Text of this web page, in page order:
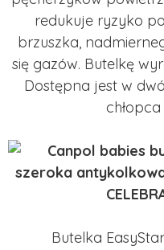
redukuje ryzyko
brzuszka,
się gazów. Butelkę
Dostępna jest w
Butelka